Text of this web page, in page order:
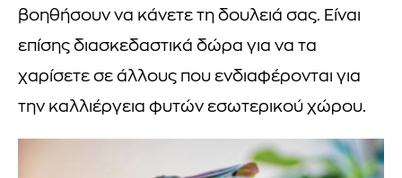
βοηθήσουν να κάνετε τη δουλειά σας. Είναι
επίσης διασκεδαστικά δώρα για να τα
χαρίσετε σε άλλους που ενδιαφέρονται για
την καλλιέργεια φυτών εσωτερικού χώρου.